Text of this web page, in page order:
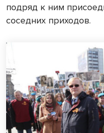
подряд к ним
соседних приходов.